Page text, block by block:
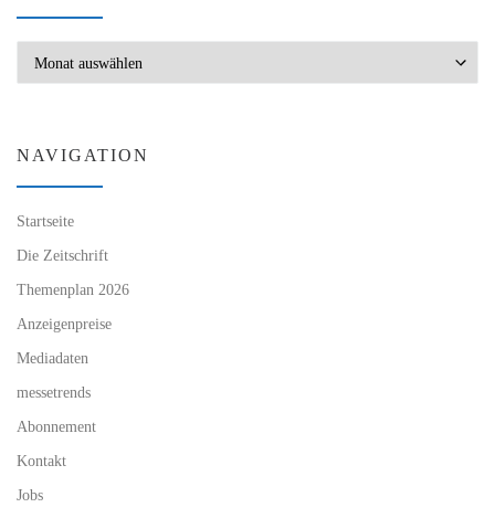
NAVIGATION
Startseite
Die Zeitschrift
Themenplan 2026
Anzeigenpreise
Mediadaten
messetrends
Abonnement
Kontakt
Jobs